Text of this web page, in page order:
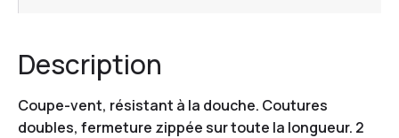
Description
Coupe-vent, résistant à la douche. Coutures
doubles, fermeture zippée sur toute la longueur. 2